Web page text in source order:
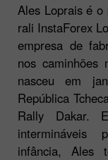
Ales Loprais é
rali InstaForex
empresa de
nos caminhões
nasceu em
República
Rally Dakar.
intermináveis
infância, Ales